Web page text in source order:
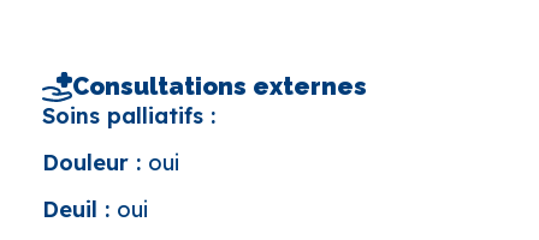
Consultations externes
Soins palliatifs :
Douleur : oui
Deuil : oui